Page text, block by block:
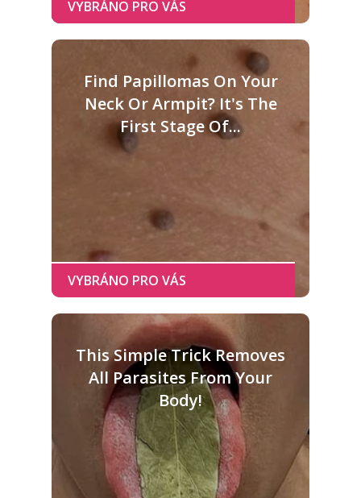
Find Papillomas On Your
Neck Or Armpit? It's The
First Stage Of...
This Simple Trick Removes
All Parasites From Your
Body!